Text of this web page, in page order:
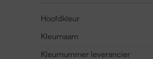
Hoofdkleur
Kleurnaam
Kleurnummer leverancier